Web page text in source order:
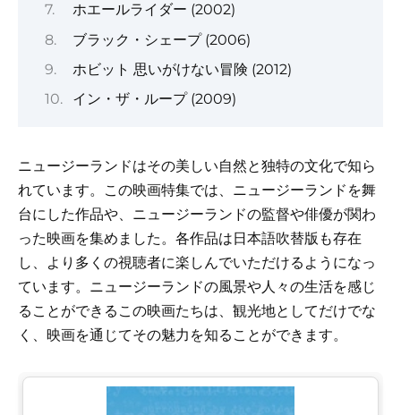
ホエールライダー (2002)
ブラック・シェープ (2006)
ホビット 思いがけない冒険 (2012)
イン・ザ・ループ (2009)
ニュージーランドはその美しい自然と独特の文化で知ら
れています。この映画特集では、ニュージーランドを舞
台にした作品や、ニュージーランドの監督や俳優が関わ
った映画を集めました。各作品は日本語吹替版も存在
し、より多くの視聴者に楽しんでいただけるようになっ
ています。ニュージーランドの風景や人々の生活を感じ
ることができるこの映画たちは、観光地としてだけでな
く、映画を通じてその魅力を知ることができます。